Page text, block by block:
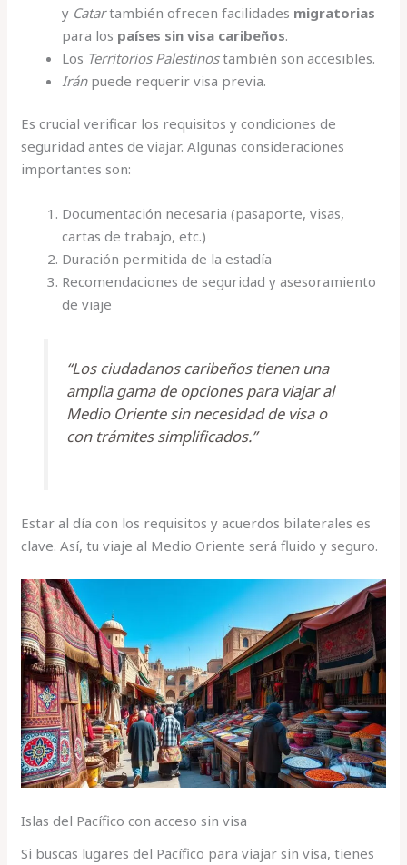
y Catartambién ofrecen facilidades migratorias
para los países sin visa caribeños.
Los Territorios Palestinostambién son accesibles.
Iránpuede requerir visa previa.
Es crucial verificar los requisitos y condiciones de
seguridad antes de viajar. Algunas consideraciones
importantes son:
Documentación necesaria (pasaporte, visas,
cartas de trabajo, etc.)
Duración permitida de la estadía
Recomendaciones de seguridad y asesoramiento
de viaje
“Los ciudadanos caribeños tienen una
amplia gama de opciones para viajar al
Medio Oriente sin necesidad de visa o
con trámites simplificados.”
Estar al día con los requisitos y acuerdos bilaterales es
clave. Así, tu viaje al Medio Oriente será fluido y seguro.
Islas del Pacífico con acceso sin visa
Si buscas lugares del Pacífico para viajar sin visa, tienes